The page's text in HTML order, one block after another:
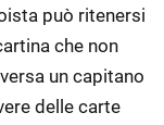
può ritenersi
che non
un capitano
delle carte